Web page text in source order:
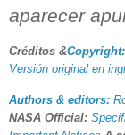
aparecer
Créditos &Copyright:
Versión original en
Authors & editors:
NASA Official: